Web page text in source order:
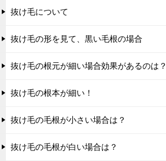
抜け毛について
抜け毛の形を見て、黒い毛根の場合
抜け毛の根元が細い場合効果があるのは？
抜け毛の根本が細い！
抜け毛の毛根が小さい場合は？
抜け毛の毛根が白い場合は？